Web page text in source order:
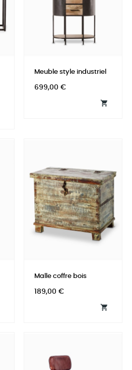
Meuble style industriel
Prix
699,00 €

Malle coffre bois
Prix
189,00 €
